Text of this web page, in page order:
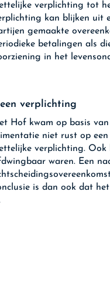
verplichting tot
kan blijken uit
gemaakte
betalingen als
in het
verplichting
Hof kwam op basis
niet rust op
verplichting.
waren. Een
is dan ook dat